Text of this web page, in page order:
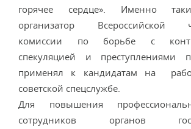
горячее сердце». Именно
организатор Всероссийской
комиссии по борьбе с
спекуляцией и преступлениями
применял к кандидатам на
советской спецслужбе.
Для повышения
сотрудников органов